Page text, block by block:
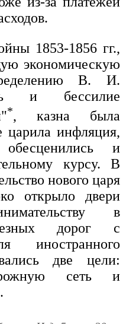
1853-1856 гг.,
экономическую
В. И.
и бессилие
*, казна была
царила инфляция,
и
курсу. В
нового царя
открыло двери
в
дорог с
иностранного
две цели:
сеть и